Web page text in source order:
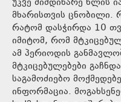
მხარისთვის ცნობილი.
რატომ დასჭირდა 10
იმიტომ, რომ
ამ პერიოდის
მტკიცებულებები
საგამოძიებო
ინფორმაცია.